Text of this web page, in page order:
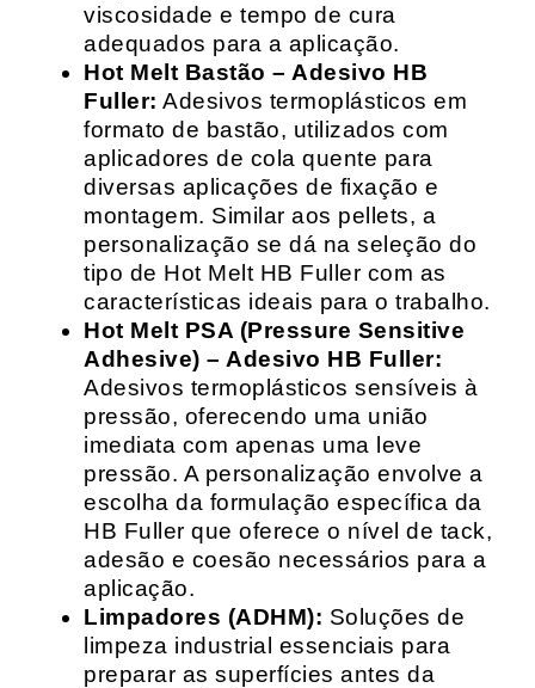
viscosidade e tempo de cura
adequados para a aplicação.
Hot Melt Bastão – Adesivo HB
Fuller: Adesivos termoplásticos em
formato de bastão, utilizados com
aplicadores de cola quente para
diversas aplicações de fixação e
montagem. Similar aos pellets, a
personalização se dá na seleção do
tipo de Hot Melt HB Fuller com as
características ideais para o trabalho.
Hot Melt PSA (Pressure Sensitive
Adhesive) – Adesivo HB Fuller:
Adesivos termoplásticos sensíveis à
pressão, oferecendo uma união
imediata com apenas uma leve
pressão. A personalização envolve a
escolha da formulação específica da
HB Fuller que oferece o nível de tack,
adesão e coesão necessários para a
aplicação.
Limpadores (ADHM): Soluções de
limpeza industrial essenciais para
preparar as superfícies antes da